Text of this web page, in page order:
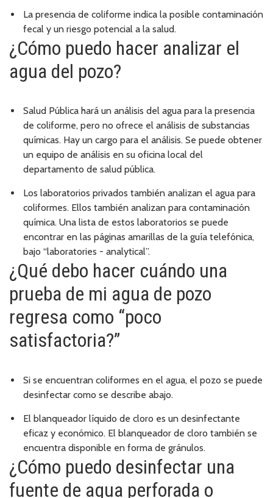
La presencia de coliforme indica la posible contaminación
fecal y un riesgo potencial a la salud.
¿Cómo puedo hacer analizar el
agua del pozo?
Salud Pública hará un análisis del agua para la presencia
de coliforme, pero no ofrece el análisis de substancias
químicas. Hay un cargo para el análisis. Se puede obtener
un equipo de análisis en su oficina local del
departamento de salud pública.
Los laboratorios privados también analizan el agua para
coliformes. Ellos también analizan para contaminación
química. Una lista de estos laboratorios se puede
encontrar en las páginas amarillas de la guía telefónica,
bajo “laboratories - analytical”.
¿Qué debo hacer cuándo una
prueba de mi agua de pozo
regresa como “poco
satisfactoria?”
Si se encuentran coliformes en el agua, el pozo se puede
desinfectar como se describe abajo.
El blanqueador líquido de cloro es un desinfectante
eficaz y económico. El blanqueador de cloro también se
encuentra disponible en forma de gránulos.
¿Cómo puedo desinfectar una
fuente de agua perforada o